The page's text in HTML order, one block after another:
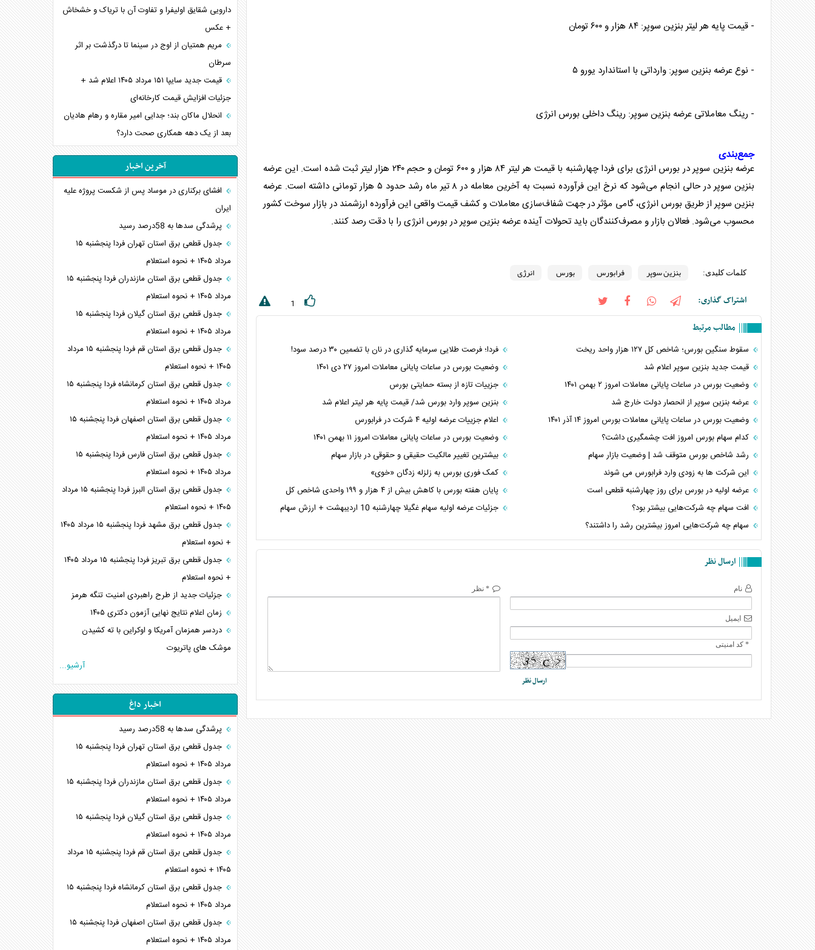
- قیمت پایه هر لیتربنزین سوپر: ۸۴ هزار و ۶۰۰ تومان
- نوع عرضه بنزین سوپر: وارداتی با استاندارد یورو ۵
- رینگ معاملاتی عرضه بنزین سوپر: رینگ داخلی بورس انرژی
جمع‌بندی
عرضه بنزین سوپردر بورس انرژی برای فردا چهارشنبه با قیمت هر لیتر ۸۴ هزار و ۶۰۰ تومان و حجم ۲۴۰ هزار لیتر ثبت شده است. این عرضه
بنزین سوپردر حالی انجام می‌شود که نرخ این فرآورده نسبت به آخرین معامله در ۸ تیر ماه رشد حدود ۵ هزار تومانی داشته است. عرضه
بنزین سوپر از طریق بورس انرژی، گامی مؤثر در جهت شفاف‌سازی معاملات و کشف قیمت واقعی این فرآورده ارزشمند در بازار سوخت کشور
محسوب می‌شود. فعالان بازار و مصرف‌کنندگان باید تحولات آینده عرضه بنزین سوپردر بورس انرژی را با دقت رصد کنند.
کلمات کلیدی: بنزین سوپر فرابورس بورس انرژی
اشتراک گذاری: 1
مطالب مرتبط
سقوط سنگین بورس؛ شاخص کل ۱۲۷ هزار واحد ریخت
فردا؛ فرصت طلایی سرمایه گذاری در نان با تضمین ۳۰ درصد سود!
قیمت جدید بنزین سوپر اعلام شد
وضعیت بورس در ساعات پایانی معاملات امروز ۲۷ دی ۱۴۰۱
وضعیت بورس در ساعات پایانی معاملات امروز ۲ بهمن ۱۴۰۱
جزییات تازه از بسته حمایتی بورس
عرضه بنزین سوپر از انحصار دولت خارج شد
بنزین سوپر وارد بورس شد/ قیمت پایه هر لیتر اعلام شد
وضعیت بورس در ساعات پایانی معاملات بورس امروز ۱۴ آذر ۱۴۰۱
اعلام جزییات عرضه اولیه ۴ شرکت در فرابورس
کدام سهام بورس امروز افت چشمگیری داشت؟
وضعیت بورس در ساعات پایانی معاملات امروز ۱۱ بهمن ۱۴۰۱
رشد شاخص بورس متوقف شد | وضعیت بازار سهام
بیشترین تغییر مالکیت حقیقی و حقوقی در بازار سهام
این شرکت ها به زودی وارد فرابورس می شوند
کمک فوری بورس به زلزله زدگان «خوی»
عرضه اولیه در بورس برای روز چهارشنبه قطعی است
پایان هفته بورس با کاهش بیش از ۴ هزار و ۱۹۹ واحدی شاخص کل
افت سهام چه شرکت‌هایی بیشتر بود؟
جزئیات عرضه اولیه سهام غگیلا چهارشنبه 10 اردیبهشت + ارزش سهام
سهام چه شرکت‌هایی امروز بیشترین رشد را داشتند؟
ارسال نظر
نام
ایمیل
* کد امنیتی
* نظر
دارویی شقایق اولیفرا و تفاوت آن با تریاک و خشخاش
+ عکس
مریم همتیان از اوج در سینما تا درگذشت بر اثر
سرطان
قیمت جدید سایپا ۱۵۱ مرداد ۱۴۰۵ اعلام شد +
جزئیات افزایش قیمت کارخانه‌ای
انحلال ماکان بند؛ جدایی امیر مقاره و رهام هادیان
بعد از یک دهه همکاری صحت دارد؟
آخرین اخبار
افشای برکناری در موساد پس از شکست پروژه علیه
ایران
پرشدگی سدها به 58درصد رسید
جدول قطعی برق استان تهران فردا پنجشنبه ۱۵
مرداد ۱۴۰۵ + نحوه استعلام
جدول قطعی برق استان مازندران فردا پنجشنبه ۱۵
مرداد ۱۴۰۵ + نحوه استعلام
جدول قطعی برق استان گیلان فردا پنجشنبه ۱۵
مرداد ۱۴۰۵ + نحوه استعلام
جدول قطعی برق استان قم فردا پنجشنبه ۱۵ مرداد
۱۴۰۵ + نحوه استعلام
جدول قطعی برق استان کرمانشاه فردا پنجشنبه ۱۵
مرداد ۱۴۰۵ + نحوه استعلام
جدول قطعی برق استان اصفهان فردا پنجشنبه ۱۵
مرداد ۱۴۰۵ + نحوه استعلام
جدول قطعی برق استان فارس فردا پنجشنبه ۱۵
مرداد ۱۴۰۵ + نحوه استعلام
جدول قطعی برق استان البرز فردا پنجشنبه ۱۵ مرداد
۱۴۰۵ + نحوه استعلام
جدول قطعی برق مشهد فردا پنجشنبه ۱۵ مرداد ۱۴۰۵
+ نحوه استعلام
جدول قطعی برق تبریز فردا پنجشنبه ۱۵ مرداد ۱۴۰۵
+ نحوه استعلام
جزئیات جدید از طرح راهبردی امنیت تنگه هرمز
زمان اعلام نتایج نهایی آزمون دکتری ۱۴۰۵
دردسر همزمان آمریکا و اوکراین با ته کشیدن
موشک های پاتریوت
آرشیو...
اخبار داغ
پرشدگی سدها به 58درصد رسید
جدول قطعی برق استان تهران فردا پنجشنبه ۱۵
مرداد ۱۴۰۵ + نحوه استعلام
جدول قطعی برق استان مازندران فردا پنجشنبه ۱۵
مرداد ۱۴۰۵ + نحوه استعلام
جدول قطعی برق استان گیلان فردا پنجشنبه ۱۵
مرداد ۱۴۰۵ + نحوه استعلام
جدول قطعی برق استان قم فردا پنجشنبه ۱۵ مرداد
۱۴۰۵ + نحوه استعلام
جدول قطعی برق استان کرمانشاه فردا پنجشنبه ۱۵
مرداد ۱۴۰۵ + نحوه استعلام
جدول قطعی برق استان اصفهان فردا پنجشنبه ۱۵
مرداد ۱۴۰۵ + نحوه استعلام